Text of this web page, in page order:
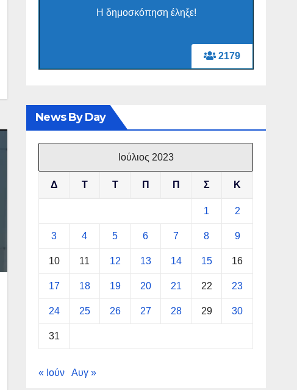
2179
Η δημοσκόπηση έληξε!
News By Day
Ιούλιος 2023
Δ Τ Τ Π Π Σ Κ
1 2
3 4 5 6 7 8 9
10 11 12 13 14 15 16
17 18 19 20 21 22 23
24 25 26 27 28 29 30
31
« Ιούν Αυγ »